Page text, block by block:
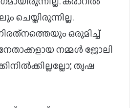
ചെയ്തിരുന്നില്ല.
ഒരുമിച്ച്
നമ്മള്‍ ജോലി
തൃഷ